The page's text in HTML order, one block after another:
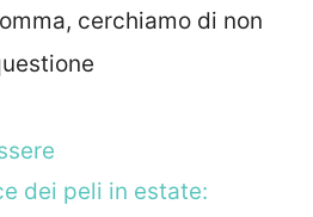
cerchiamo di non
dei peli in estate: